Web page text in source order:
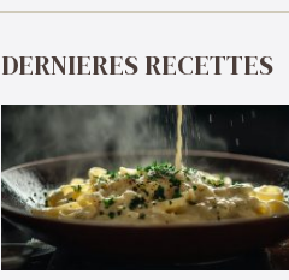
DERNIERES RECETTES